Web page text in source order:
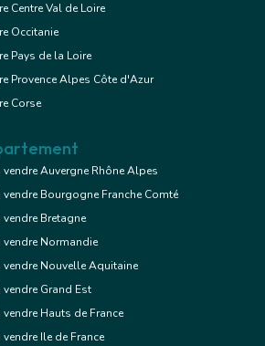
Centre Val de Loire
Occitanie
Pays de la Loire
Provence Alpes Côte d'Azur
Corse
Auvergne Rhône Alpes
Bourgogne Franche Comté
Bretagne
Normandie
Nouvelle Aquitaine
Grand Est
Hauts de France
Ile de France